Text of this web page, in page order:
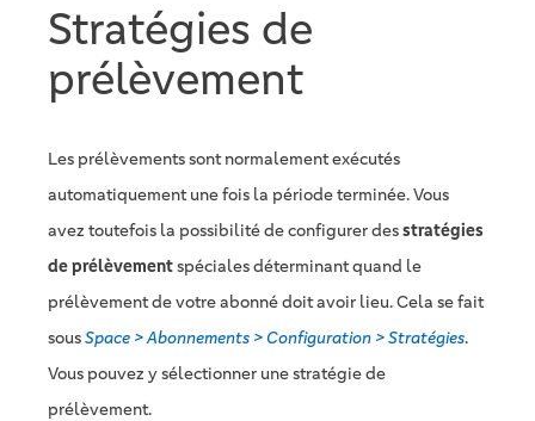
Stratégies de
prélèvement
Les prélèvements sont normalement exécutés
automatiquement une fois la période terminée. Vous
avez toutefois la possibilité de configurer desstratégies
de prélèvementspéciales déterminant quand le
prélèvement de votre abonné doit avoir lieu. Cela se fait
sousSpace > Abonnements > Configuration > Stratégies.
Vous pouvez y sélectionner une stratégie de
prélèvement.